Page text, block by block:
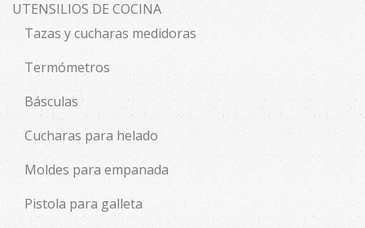
UTENSILIOS DE COCINA
Tazas y cucharas medidoras
Termómetros
Básculas
Cucharas para helado
Moldes para empanada
Pistola para galleta